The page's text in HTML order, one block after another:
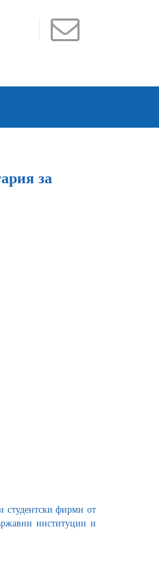
за
студентски фирми от
институции и